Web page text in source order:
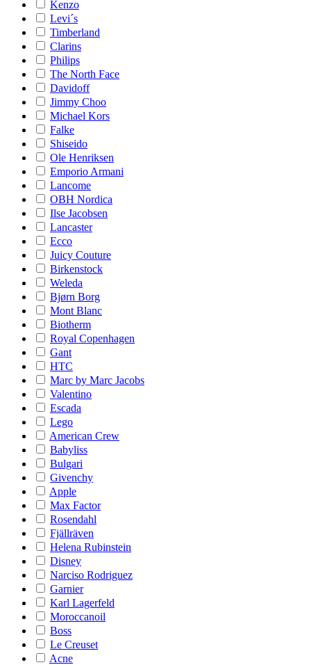
Kenzo
Levi´s
Timberland
Clarins
Philips
The North Face
Davidoff
Jimmy Choo
Michael Kors
Falke
Shiseido
Ole Henriksen
Emporio Armani
Lancome
OBH Nordica
Ilse Jacobsen
Lancaster
Ecco
Juicy Couture
Birkenstock
Weleda
Bjørn Borg
Mont Blanc
Biotherm
Royal Copenhagen
Gant
HTC
Marc by Marc Jacobs
Valentino
Escada
Lego
American Crew
Babyliss
Bulgari
Givenchy
Apple
Max Factor
Rosendahl
Fjällräven
Helena Rubinstein
Disney
Narciso Rodriguez
Garnier
Karl Lagerfeld
Moroccanoil
Boss
Le Creuset
Acne